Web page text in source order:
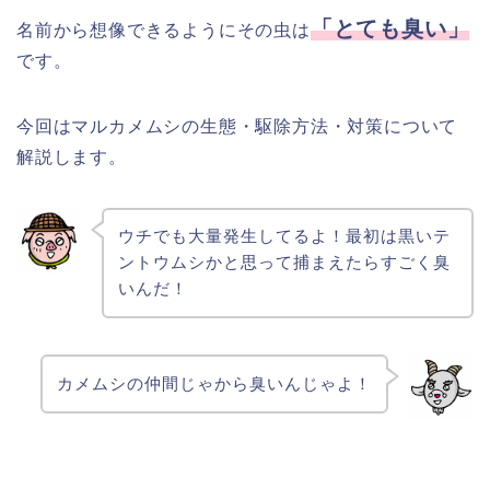
名前から想像できるようにその虫は「とても臭い」
です。
今回はマルカメムシの生態・駆除方法・対策について
解説します。
ウチでも大量発生してるよ！最初は黒いテ
ントウムシかと思って捕まえたらすごく臭
いんだ！
カメムシの仲間じゃから臭いんじゃよ！